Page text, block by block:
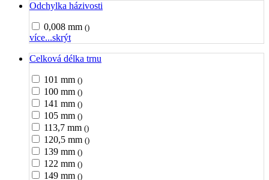
Odchylka házivosti
0,008 mm ()
více...skrýt
Celková délka trnu
101 mm ()
100 mm ()
141 mm ()
105 mm ()
113,7 mm ()
120,5 mm ()
139 mm ()
122 mm ()
149 mm ()